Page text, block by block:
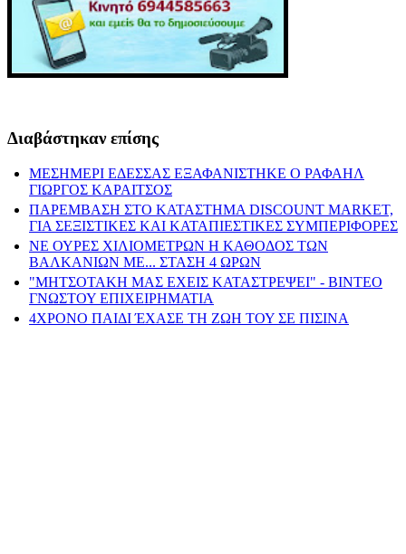
Διαβάστηκαν επίσης
ΜΕΣΗΜΕΡΙ ΕΔΕΣΣΑΣ ΕΞΑΦΑΝΙΣΤΗΚΕ Ο ΡΑΦΑΗΛ
ΓΙΩΡΓΟΣ ΚΑΡΑΙΤΣΟΣ
ΠΑΡΕΜΒΑΣΗ ΣΤΟ ΚΑΤΑΣΤΗΜΑ DISCOUNT MARKET,
ΓΙΑ ΣΕΞΙΣΤΙΚΕΣ ΚΑΙ ΚΑΤΑΠΙΕΣΤΙΚΕΣ ΣΥΜΠΕΡΙΦΟΡΕΣ
ΝΕ ΟΥΡΕΣ ΧΙΛΙΟΜΕΤΡΩΝ Η ΚΑΘΟΔΟΣ ΤΩΝ
ΒΑΛΚΑΝΙΩΝ ΜΕ... ΣΤΑΣΗ 4 ΩΡΩΝ
"ΜΗΤΣΟΤΑΚΗ ΜΑΣ ΕΧΕΙΣ ΚΑΤΑΣΤΡΕΨΕΙ" - ΒΙΝΤΕΟ
ΓΝΩΣΤΟΥ ΕΠΙΧΕΙΡΗΜΑΤΙΑ
4ΧΡΟΝΟ ΠΑΙΔΙ ΈΧΑΣΕ ΤΗ ΖΩΗ ΤΟΥ ΣΕ ΠΙΣΙΝΑ